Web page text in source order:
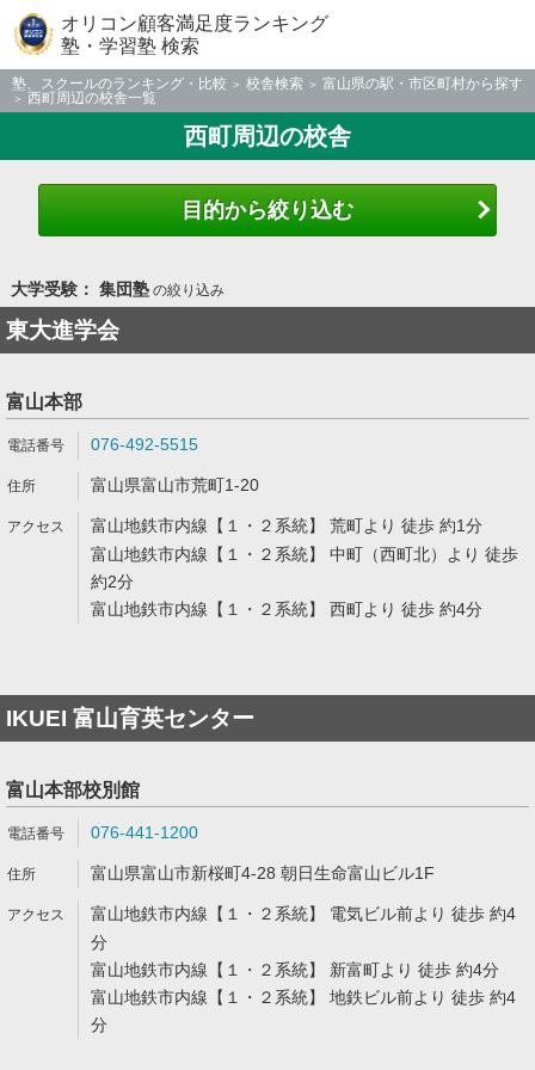
オリコン顧客満足度ランキング
塾・学習塾 検索
塾、スクールのランキング・比較 校舎検索
富山県の駅・市区町村から探す
西町周辺の校舎一覧
西町周辺の校舎
目的から絞り込む
大学受験： 集団塾の絞り込み
東大進学会
富山本部
076-492-5515
富山県富山市荒町1-20
富山地鉄市内線【１・２系統】 荒町より 徒歩 約1分
富山地鉄市内線【１・２系統】 中町（西町北）より 徒歩
約2分
富山地鉄市内線【１・２系統】 西町より 徒歩 約4分
IKUEI 富山育英センター
富山本部校別館
076-441-1200
富山県富山市新桜町4-28 朝日生命富山ビル1F
富山地鉄市内線【１・２系統】 電気ビル前より 徒歩 約4
分
富山地鉄市内線【１・２系統】 新富町より 徒歩 約4分
富山地鉄市内線【１・２系統】 地鉄ビル前より 徒歩 約4
分